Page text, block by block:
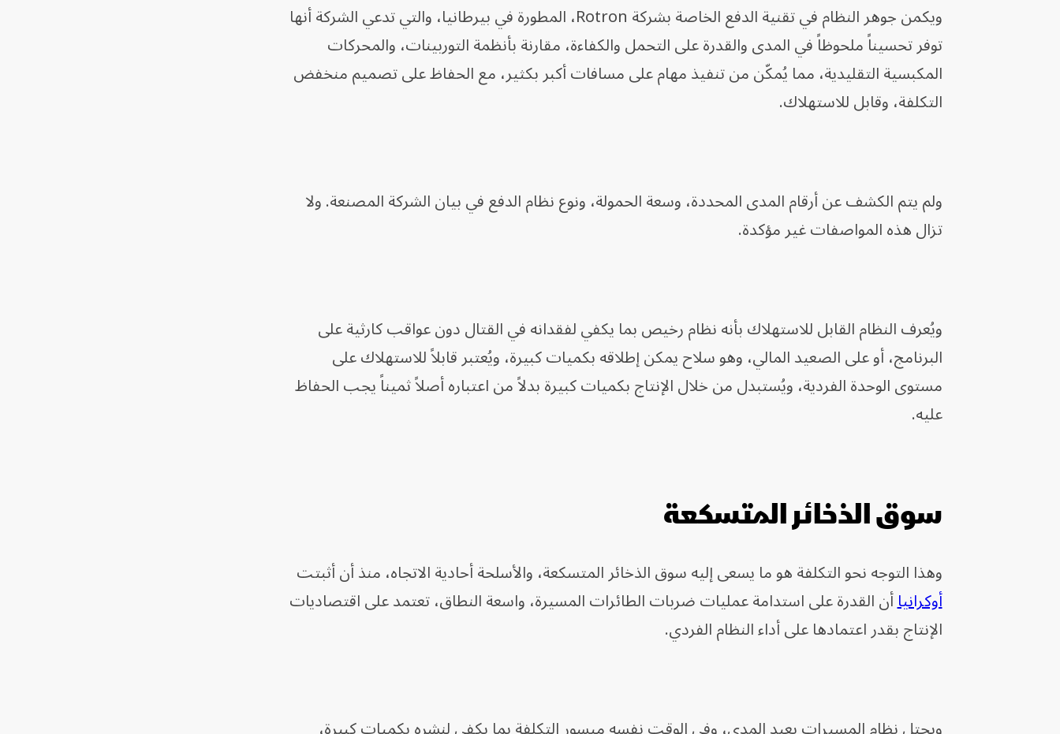
ويكمن جوهر النظام في تقنية الدفع الخاصة بشركة Rotron، المطورة في بيرطانيا، والتي تدعي الشركة أنها
توفر تحسيناً ملحوظاً في المدى والقدرة على التحمل والكفاءة، مقارنة بأنظمة التوربينات، والمحركات
المكبسية التقليدية، مما يُمكّن من تنفيذ مهام على مسافات أكبر بكثير، مع الحفاظ على تصميم منخفض
التكلفة، وقابل للاستهلاك.
ولم يتم الكشف عن أرقام المدى المحددة، وسعة الحمولة، ونوع نظام الدفع في بيان الشركة المصنعة. ولا
تزال هذه المواصفات غير مؤكدة.
ويُعرف النظام القابل للاستهلاك بأنه نظام رخيص بما يكفي لفقدانه في القتال دون عواقب كارثية على
البرنامج، أو على الصعيد المالي، وهو سلاح يمكن إطلاقه بكميات كبيرة، ويُعتبر قابلاً للاستهلاك على
مستوى الوحدة الفردية، ويُستبدل من خلال الإنتاج بكميات كبيرة بدلاً من اعتباره أصلاً ثميناً يجب الحفاظ
عليه.
سوق الذخائر المتسكعة
وهذا التوجه نحو التكلفة هو ما يسعى إليه سوق الذخائر المتسكعة، والأسلحة أحادية الاتجاه، منذ أن أثبتت
أوكرانياأن القدرة على استدامة عمليات ضربات الطائرات المسيرة، واسعة النطاق، تعتمد على اقتصاديات
الإنتاج بقدر اعتمادها على أداء النظام الفردي.